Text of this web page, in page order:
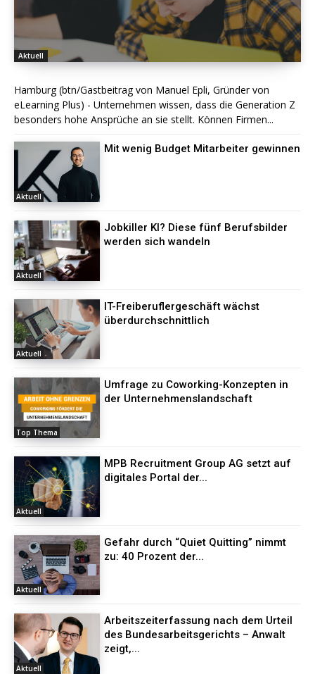
Aktuell
Hamburg (btn/Gastbeitrag von Manuel Epli, Gründer von
eLearning Plus) - Unternehmen wissen, dass die Generation Z
besonders hohe Ansprüche an sie stellt. Können Firmen...
Aktuell
Mit wenig Budget Mitarbeiter gewinnen
Aktuell
Jobkiller KI? Diese fünf Berufsbilder
werden sich wandeln
Aktuell
IT-Freiberuflergeschäft wächst
überdurchschnittlich
Top Thema
Umfrage zu Coworking-Konzepten in
der Unternehmenslandschaft
Aktuell
MPB Recruitment Group AG setzt auf
digitales Portal der...
Aktuell
Gefahr durch “Quiet Quitting” nimmt
zu: 40 Prozent der...
Aktuell
Arbeitszeiterfassung nach dem Urteil
des Bundesarbeitsgerichts – Anwalt
zeigt,...